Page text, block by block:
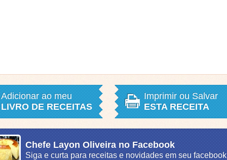
Adicionar ao meu
LIVRO DE RECEITAS
Imprimir ou Salvar
ESTA RECEITA
Chefe Layon Oliveira no Facebook
Siga e curta para receitas e novidades em seu facebook